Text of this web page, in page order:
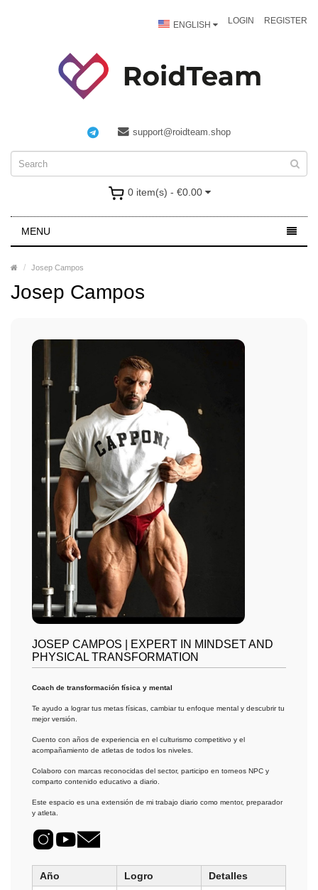
ENGLISH LOGIN REGISTER
support@roidteam.shop
0 item(s) - €0.00
MENU
Josep Campos
Josep Campos
JOSEP CAMPOS | EXPERT IN MINDSET AND
PHYSICAL TRANSFORMATION
Coach de transformación física y mental
Te ayudo a lograr tus metas físicas, cambiar tu enfoque mental y descubrir tu
mejor versión.
Cuento con años de experiencia en el culturismo competitivo y el
acompañamiento de atletas de todos los niveles.
Colaboro con marcas reconocidas del sector, participo en torneos NPC y
comparto contenido educativo a diario.
Este espacio es una extensión de mi trabajo diario como mentor, preparador
y atleta.
Año Logro Detalles